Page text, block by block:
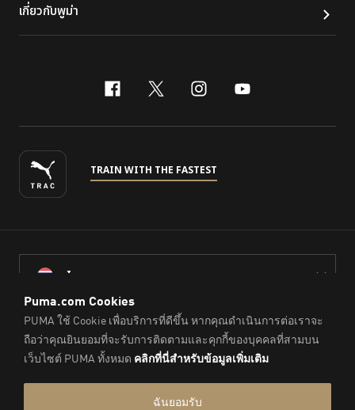
เกี่ยวกับพูม่า
facebook
x-twitter
instagram
youtube
TRAIN WITH THE FASTEST
ไทย
© PUMA Sports (Thailand) Co., Ltd.,2026. All Rights Reserved.
Company Reg. No. 0105564148338